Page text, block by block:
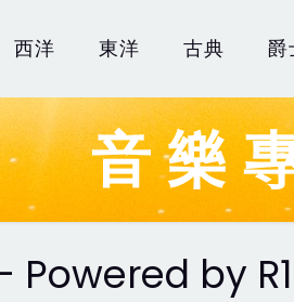
西洋 東洋 古典 爵
音樂
Powered by